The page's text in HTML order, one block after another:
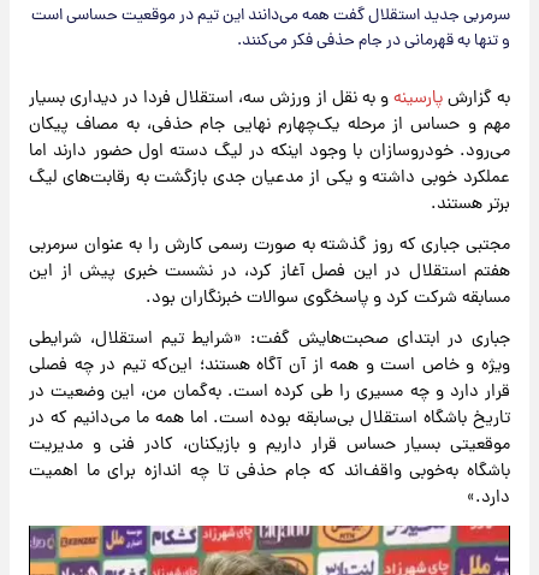
سرمربی جدید استقلال گفت همه می‌دانند این تیم در موقعیت حساسی است
و تنها به قهرمانی در جام حذفی فکر می‌کنند.
به گزارشپارسینهو به نقل از ورزش سه، استقلال فردا در دیداری بسیار
مهم و حساس از مرحله یک‌چهارم نهایی جام حذفی، به مصاف پیکان
می‌رود. خودروسازان با وجود اینکه در لیگ دسته اول حضور دارند اما
عملکرد خوبی داشته و یکی از مدعیان جدی بازگشت به رقابت‌های لیگ
برتر هستند.
مجتبی جباری که روز گذشته به صورت رسمی کارش را به عنوان سرمربی
هفتم استقلال در این فصل آغاز کرد، در نشست خبری پیش از این
مسابقه شرکت کرد و پاسخگوی سوالات خبرنگاران بود.
جباری در ابتدای صحبت‌هایش گفت: «شرایط تیم استقلال، شرایطی
ویژه و خاص است و همه از آن آگاه هستند؛ این‌که تیم در چه فصلی
قرار دارد و چه مسیری را طی کرده است. به‌گمان من، این وضعیت در
تاریخ باشگاه استقلال بی‌سابقه بوده است. اما همه ما می‌دانیم که در
موقعیتی بسیار حساس قرار داریم و بازیکنان، کادر فنی و مدیریت
باشگاه به‌خوبی واقف‌اند که جام حذفی تا چه اندازه برای ما اهمیت
دارد.»